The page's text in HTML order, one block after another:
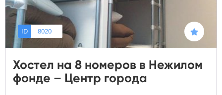
ID 8020
Хостел на 8 номеров в Нежилом
фонде – Центр города